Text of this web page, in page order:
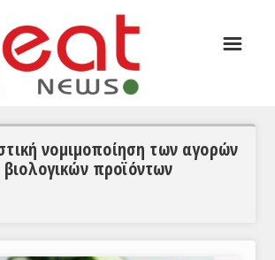
☰
νομιμοποίηση των αγορών
προϊόντων